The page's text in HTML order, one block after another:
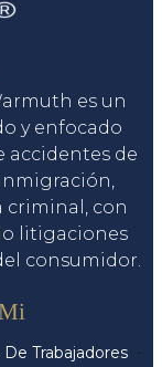
es un
y enfocado
accidentes de
criminal, con
litigaciones
consumidor.
Trabajadores